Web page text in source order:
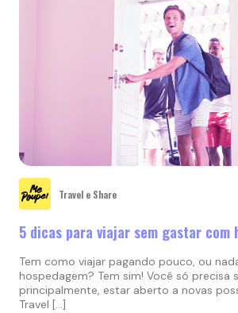
Travel e Share
5 dicas para viajar sem gastar com
Tem como viajar pagando pouco, ou
hospedagem? Tem sim! Você só precisa
principalmente, estar aberto a novas
Travel […]